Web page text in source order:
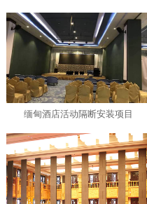
缅甸酒店活动隔断安装项目